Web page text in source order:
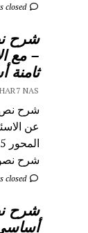
Comments closed
شرح
– مع
NAS
شرح نص
عن
شرح
Comments closed
شرح